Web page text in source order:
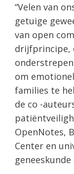
“Velen van
getuige
van open
drijfprincipe,
om
families te
de co -
OpenNotes,
Center en